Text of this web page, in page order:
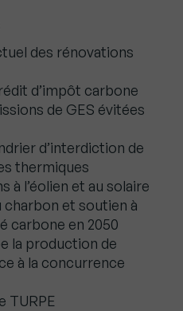
des rénovations
d’impôt carbone
de GES évitées
d’interdiction de
thermiques
à l’éolien et au solaire
et soutien à
carbone en 2050
la production de
à la concurrence
TURPE